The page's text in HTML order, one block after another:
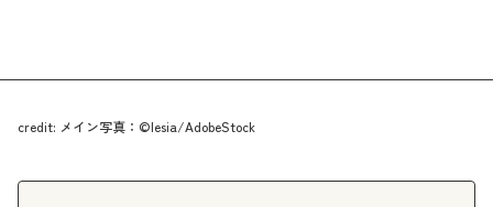
credit: メイン写真：©lesia/AdobeStock